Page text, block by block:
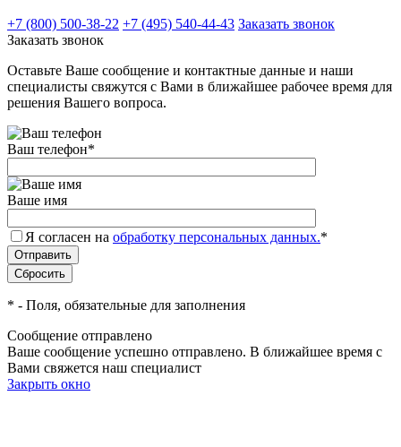
+7 (800) 500-38-22 +7 (495) 540-44-43 Заказать звонок
Заказать звонок
Оставьте Ваше сообщение и контактные данные и наши
специалисты свяжутся с Вами в ближайшее рабочее время для
решения Вашего вопроса.
Ваш телефон*
Ваше имя
Я согласен на обработку персональных данных.*
* - Поля, обязательные для заполнения
Сообщение отправлено
Ваше сообщение успешно отправлено. В ближайшее время с
Вами свяжется наш специалист
Закрыть окно